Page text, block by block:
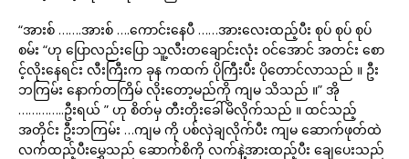
“အားစ် …….အားစ် ….ကောင်းနေပီ ……အားလေးထည့်ပီး စုပ် စုပ် စုပ်
စမ်း “ဟု ပြောလည်းပြော သူ့လီးတချောင်းလုံး ဝင်အောင် အတင်း စော
င့်လိုးနေရင်း လီးကြီးက ခုန ကထက် ပိုကြီးပီး ပိုတောင်လာ‌သည် ။ ဦး
ဘကြမ်း‌ နောက်တကြိမ် လိုးတော့မည်ကို ကျမ သိသည် ။” အို
…………..ဦးရယ် ” ဟု စိတ်မှ တီးတိုးခေါ်မိလိုက်သည် ။ ထင်သည့်
အတိုင်း ဦးဘကြမ်း …ကျမ ကို ပစ်လှဲချလိုက်ပီး ကျမ ဆောက်ဖုတ်ထဲ
လက်ထည့်ပီးမွှေသည် ဆောက်စိကို လက်နဲ့အားထည့်ပီး ချေပေးသည်